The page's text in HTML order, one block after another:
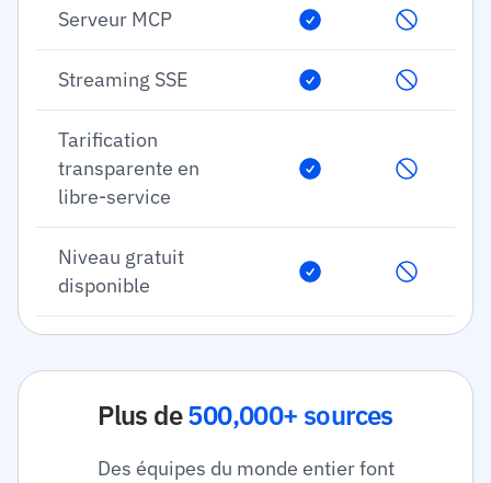
Serveur MCP
Streaming SSE
Tarification
transparente en
libre-service
Niveau gratuit
disponible
Plus de500,000+ sources
Des équipes du monde entier font